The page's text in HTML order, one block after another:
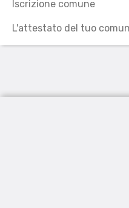
Iscrizione comune
L'attestato del tuo